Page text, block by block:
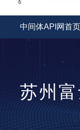
中间体API网首页
苏州